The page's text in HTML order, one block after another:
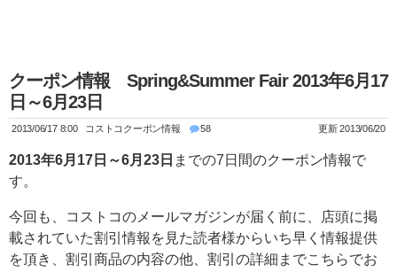
クーポン情報 Spring&Summer Fair 2013年6月17
日～6月23日
2013/06/17 8:00 コストコクーポン情報 58 更新 2013/06/20
2013年6月17日～6月23日 までの7日間のクーポン情報で
す。
今回も、コストコのメールマガジンが届く前に、店頭に掲
載されていた割引情報を見た読者様からいち早く情報提供
を頂き、割引商品の内容の他、割引の詳細までこちらでお